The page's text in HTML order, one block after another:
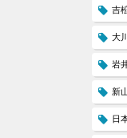
吉
大
岩
新
日